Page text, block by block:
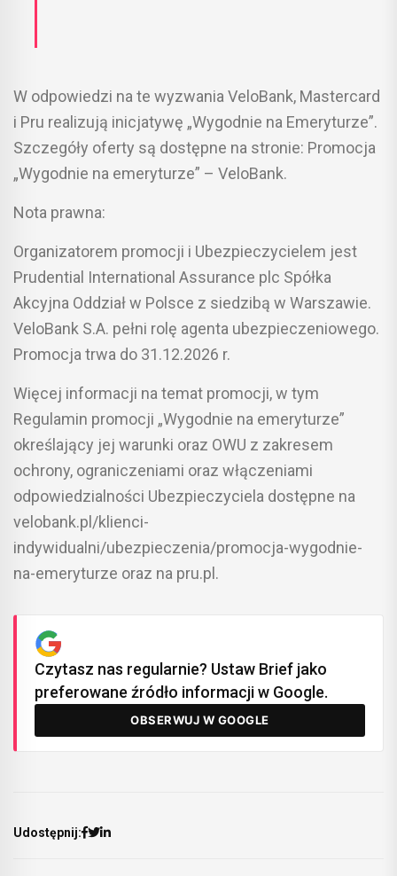
W odpowiedzi na te wyzwania VeloBank, Mastercard
i Pru realizują inicjatywę „Wygodnie na Emeryturze”.
Szczegóły oferty są dostępne na stronie: Promocja
„Wygodnie na emeryturze” – VeloBank.
Nota prawna:
Organizatorem promocji i Ubezpieczycielem jest
Prudential International Assurance plc Spółka
Akcyjna Oddział w Polsce z siedzibą w Warszawie.
VeloBank S.A. pełni rolę agenta ubezpieczeniowego.
Promocja trwa do 31.12.2026 r.
Więcej informacji na temat promocji, w tym
Regulamin promocji „Wygodnie na emeryturze”
określający jej warunki oraz OWU z zakresem
ochrony, ograniczeniami oraz włączeniami
odpowiedzialności Ubezpieczyciela dostępne na
velobank.pl/klienci-
indywidualni/ubezpieczenia/promocja-wygodnie-
na-emeryturze oraz na pru.pl.
Czytasz nas regularnie? Ustaw Brief jako
preferowane źródło informacji w Google.
OBSERWUJ W GOOGLE
Udostępnij: